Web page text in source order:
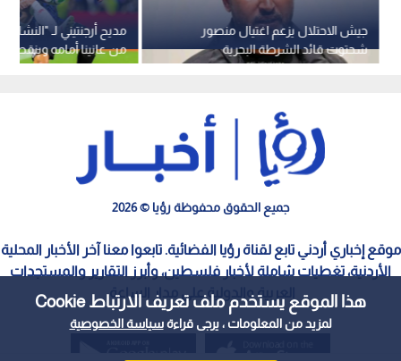
هذا الموقع يستخدم ملف تعريف الارتباط Cookie
لمزيد من المعلومات ، يرجى قراءةسياسة الخصوصية
مديح أرجنتيني لـ
من عانينا أمامه وينقصه
جيش الاحتلال يزعم اغتيال منصور
شحتوت قائد الشرطة البحرية
بالمعسكرات المركزية بغزة
جميع الحقوق محفوظة رؤيا © 2026
موقع إخباري أردني تابع لقناة رؤيا الفضائية. تابعوا معنا آخر الأخبار المحلية
الأردنية، تغطيات شاملة لأخبار فلسطين، وأبرز التقارير والمستجدات
العربية والدولية على مدار الساعة.